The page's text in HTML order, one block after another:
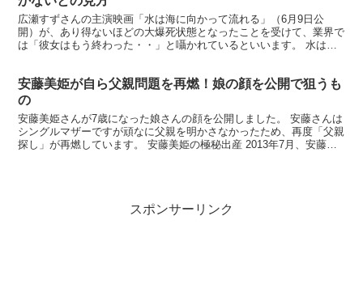
広瀬すずさんの主演映画「水は海に向かって流れる」（6月9日公
開）が、あり得ないほどの大爆死状態となったことを受けて、業界で
は「彼女はもう終わった・・」と囁かれているといいます。 水は海
安藤美姫が自ら父親問題を再燃！娘の顔を公開で狙うも
の
安藤美姫さんが7歳になった娘さんの顔を公開しました。 安藤さんは
シングルマザーですが頑なに父親を明かさなかったため、再度「父親
探し」が再燃しています。 安藤美姫の極秘出産 2013年7月、安藤さ
スポンサーリンク